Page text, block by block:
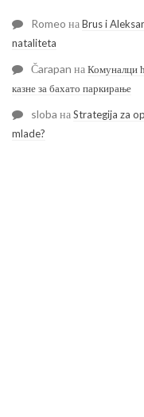
Romeo наBrus i
nataliteta
Čarapan наКомуналци
казне за бахато паркирање
sloba наStrategija za
mlade?